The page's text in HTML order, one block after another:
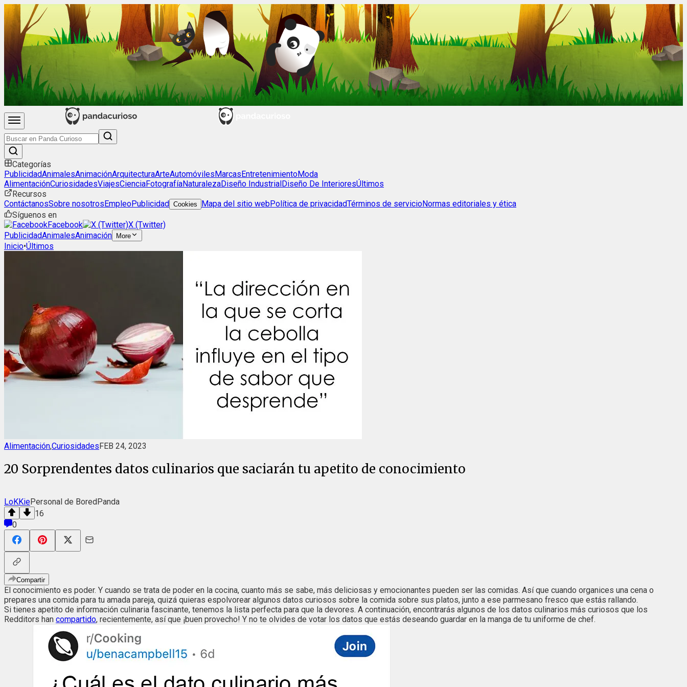
Categorías
PublicidadAnimalesAnimaciónArquitecturaArteAutomóvilesMarcasEntretenimientoModa
AlimentaciónCuriosidadesViajesCienciaFotografíaNaturalezaDiseño IndustrialDiseño De InterioresÚltimos
Recursos
ContáctanosSobre nosotrosEmpleoPublicidad Cookies Mapa del sitio webPolítica de privacidadTérminos de servicioNormas editoriales y ética
Síguenos en
Facebook
X (Twitter)
PublicidadAnimalesAnimación More
Inicio•Últimos
Alimentación,CuriosidadesFEB 24, 2023
20 Sorprendentes datos culinarios que saciarán tu apetito de conocimiento
LoKKiePersonal de BoredPanda
16
0
Compartir
El conocimiento es poder. Y cuando se trata de poder en la cocina, cuanto más se sabe, más deliciosas y emocionantes pueden ser las comidas. Así que cuando organices una cena o
prepares una comida para tu amada pareja, quizá quieras espolvorear algunos datos curiosos sobre la comida sobre sus platos, junto a ese parmesano fresco que estás rallando.
Si tienes apetito de información culinaria fascinante, tenemos la lista perfecta para que la devores. A continuación, encontrarás algunos de los datos culinarios más curiosos que los
Redditors han compartido, recientemente, así que ¡buen provecho! Y no te olvides de votar los datos que estás deseando guardar en la manga de tu uniforme de chef.